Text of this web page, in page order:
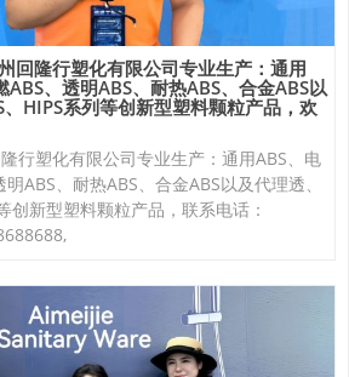
回隆行塑化有限公司专业生产：通用
ABS、透明ABS、耐热ABS、合金ABS以
HIPS系列等创新型塑料颗粒产品，欢
行塑化有限公司专业生产：通用ABS、电
ABS、耐热ABS、合金ABS以及代理透、
创新型塑料颗粒产品，联系电话：